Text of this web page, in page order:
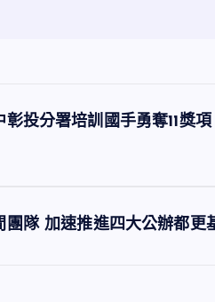
投分署培訓國手勇奪11獎
團隊 加速推進四大公辦都更